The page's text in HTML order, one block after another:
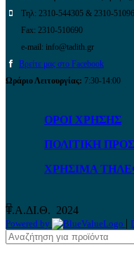
Τηλ: 2310-544305 & 2310-
Fax: 2310-510690
e-mail: info@tadith.gr
Βρείτε μας στο Facebook
Ωράριο Λειτουργίας: 7:30-14:00
ΟΡΟΙ ΧΡΗΣΗΣ
ΠΟΛΙΤΙΚΗ
ΧΡΗΣΙΜΑ
Τ.Α.ΔΙ.Θ. 2024
Powered by |